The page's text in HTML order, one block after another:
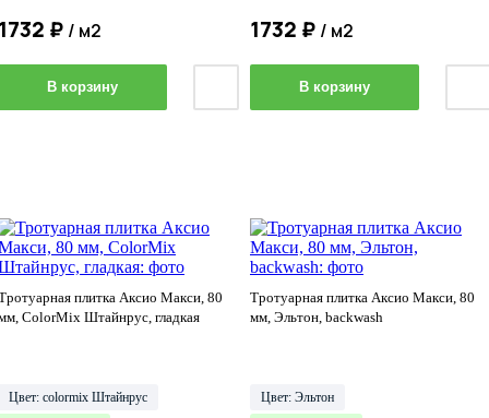
₽ / м2
В корзину
1732 ₽ / м2
В корзину
плитка Аксио Макси, 80
ColorMix Штайнрус, гладкая
Цвет: colormix Штайнрус
Тротуарная плитка Аксио Макси, 80
мм, Эльтон, backwash
Цвет: Эльтон